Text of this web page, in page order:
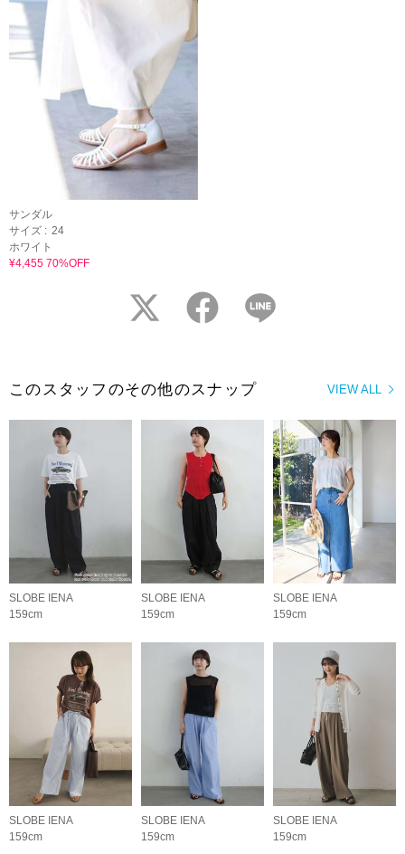
サンダル
サイズ : 24
ホワイト
¥4,455 70%OFF
twitter facebook
VIEW ALL
このスタッフのその他のスナップ
SLOBE IENA
159cm
SLOBE IENA
159cm
SLOBE IENA
159cm
SLOBE IENA
159cm
SLOBE IENA
159cm
SLOBE IENA
159cm